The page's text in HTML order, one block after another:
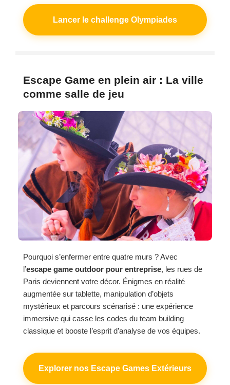
Lancer le challenge Olympiades
Escape Game en plein air : La ville
comme salle de jeu
Pourquoi s’enfermer entre quatre murs ? Avec
l’escape game outdoor pour entreprise, les rues de
Paris deviennent votre décor. Énigmes en réalité
augmentée sur tablette, manipulation d’objets
mystérieux et parcours scénarisé : une expérience
immersive qui casse les codes du team building
classique et booste l’esprit d’analyse de vos équipes.
Explorer nos Escape Games Extérieurs